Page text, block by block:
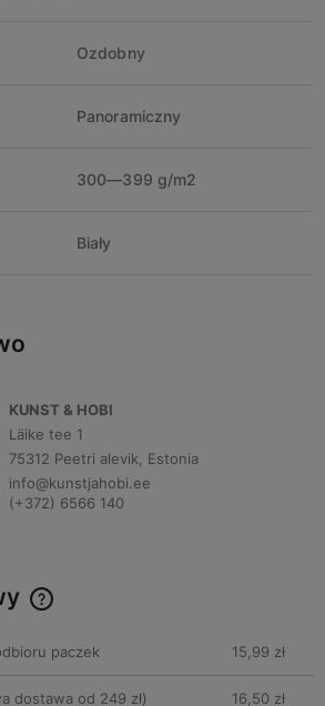
Ozdobny
Panoramiczny
300—399 g/m2
Biały
KUNST & HOBI
Läike tee 1
75312 Peetri alevik, Estonia
info@kunstjahobi.ee
(+372) 6566 140
paczek
15,99 zł
dostawa od 249 zł) 16,50 zł